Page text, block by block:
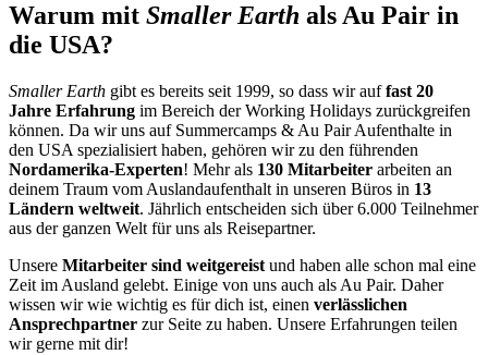
Warum mit Smaller Earth als Au Pair in
die USA?
Smaller Earth gibt es bereits seit 1999, so dass wir auffast 20
Jahre Erfahrung im Bereich der Working Holidays zurückgreifen
können. Da wir uns auf Summercamps & Au Pair Aufenthalte in
den USA spezialisiert haben, gehören wir zu den führenden
Nordamerika-Experten! Mehr als 130 Mitarbeiter arbeiten an
deinem Traum vom Auslandaufenthalt in unseren Büros in 13
Ländern weltweit. Jährlich entscheiden sich über 6.000 Teilnehmer
aus der ganzen Welt für uns als Reisepartner.
Unsere Mitarbeiter sind weitgereist und haben alle schon mal eine
Zeit im Ausland gelebt. Einige von uns auch als Au Pair. Daher
wissen wir wie wichtig es für dich ist, einen verlässlichen
Ansprechpartner zur Seite zu haben. Unsere Erfahrungen teilen
wir gerne mit dir!